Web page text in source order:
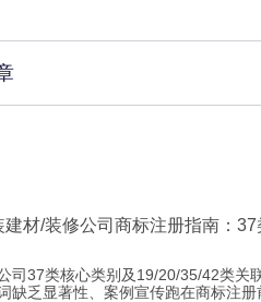
建材/装修公司商标注册指南：
司37类核心类别及19/20/35/42类关
缺乏显著性、案例宣传跑在商标注册